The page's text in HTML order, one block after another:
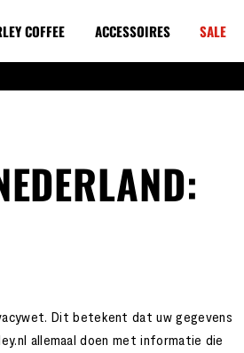
COFFEE ACCESSOIRES SALE
Dit betekent dat uw gegevens
allemaal doen met informatie die